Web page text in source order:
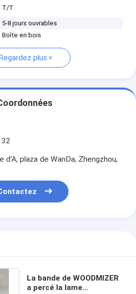
T/T
5-8 jours ouvrables
Boîte en bois
plus
d'A, plaza de WanDa, Zhengzhou,
La bande de WOODMIZER
a percé la lame